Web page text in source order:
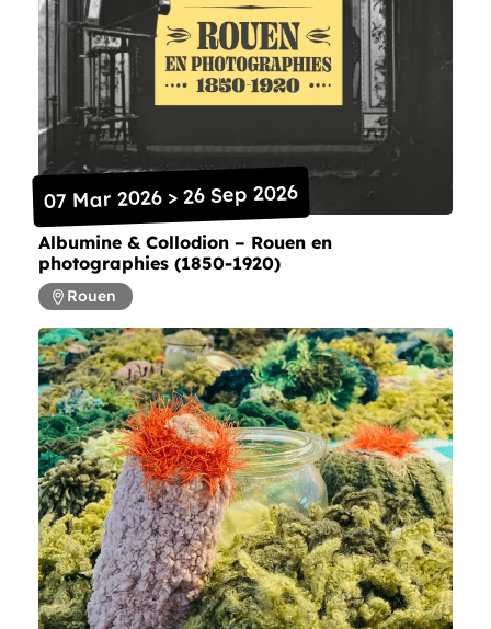
Albumine & Collodion – Rouen en
photographies (1850-1920)
07 Mar 2026 > 26 Sep 2026
Rouen